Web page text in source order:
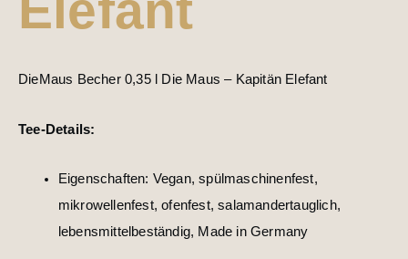
DieMaus Becher 0,35 l Die Maus – Kapitän Elefant
Tee-Details:
Eigenschaften: Vegan, spülmaschinenfest,
mikrowellenfest, ofenfest, salamandertauglich,
lebensmittelbeständig, Made in Germany